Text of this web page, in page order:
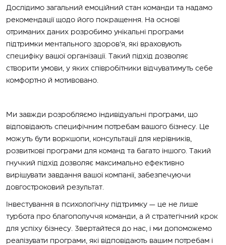
Дослідимо загальний емоційний стан команди та надамо
рекомендації щодо його покращення. На основі
отриманих даних розробимо унікальні програми
підтримки ментального здоров’я, які враховують
специфіку вашої організації. Такий підхід дозволяє
створити умови, у яких співробітники відчуватимуть себе
комфортно й мотивовано.
Ми завжди розробляємо індивідуальні програми, що
відповідають специфічним потребам вашого бізнесу. Це
можуть бути воркшопи, консультації для керівників,
розвиткові програми для команд та багато іншого. Такий
гнучкий підхід дозволяє максимально ефективно
вирішувати завдання вашої компанії, забезпечуючи
довгостроковий результат.
Інвестування в психологічну підтримку — це не лише
турбота про благополуччя команди, а й стратегічний крок
для успіху бізнесу. Звертайтеся до нас, і ми допоможемо
реалізувати програми, які відповідають вашим потребам і